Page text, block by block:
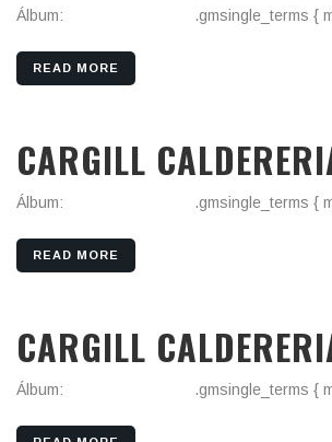
Álbum: .gmsingle_terms {
READ MORE
CARGILL
Álbum: .gmsingle_terms {
READ MORE
CARGILL
Álbum: .gmsingle_terms {